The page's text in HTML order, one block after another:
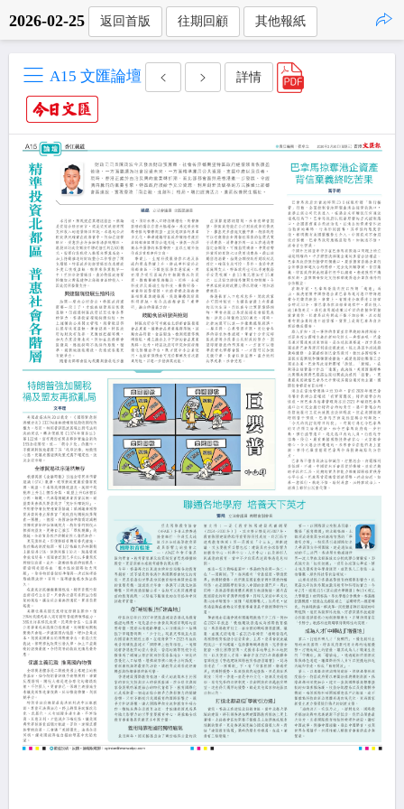
2026-02-25 返回首版 往期回顧 其他報紙
A15 文匯論壇 詳情
點擊複製